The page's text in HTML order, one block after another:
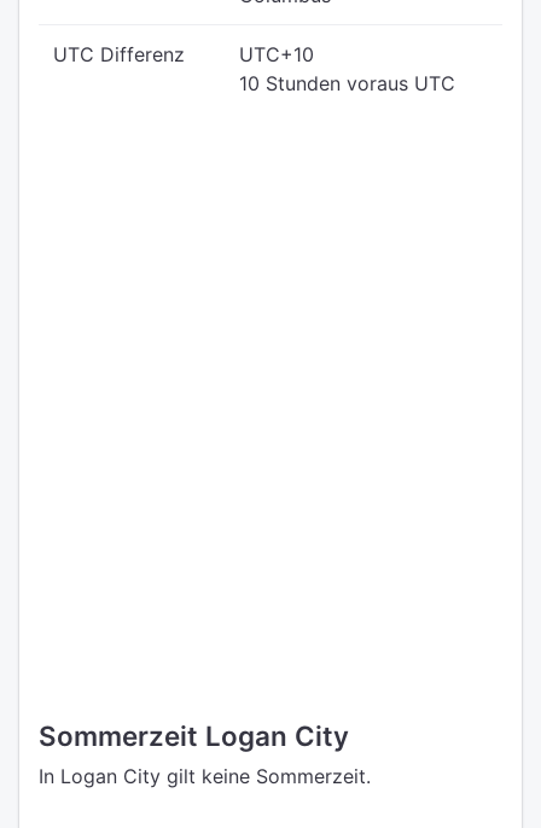
UTC Differenz
UTC+10
10 Stunden voraus UTC
Sommerzeit Logan City
In Logan City gilt keine Sommerzeit.